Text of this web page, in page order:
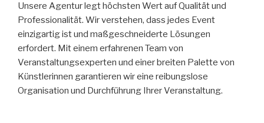
Unsere Agentur legt höchsten Wert auf Qualität und
Professionalität. Wir verstehen, dass jedes Event
einzigartig ist und maßgeschneiderte Lösungen
erfordert. Mit einem erfahrenen Team von
Veranstaltungsexperten und einer breiten Palette von
Künstlerinnen garantieren wir eine reibungslose
Organisation und Durchführung Ihrer Veranstaltung.